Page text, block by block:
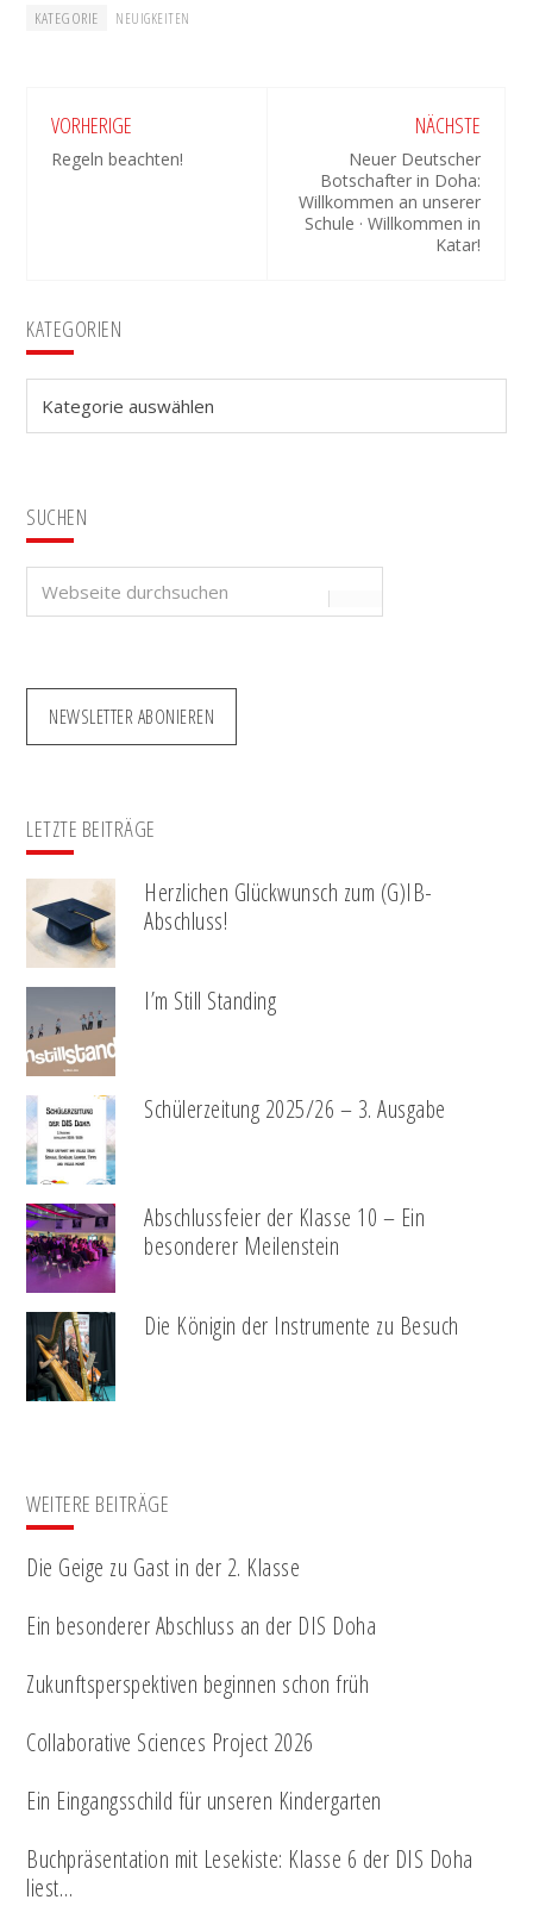
KATEGORIE NEUIGKEITEN
VORHERIGE
Regeln beachten!
NÄCHSTE
Neuer Deutscher
Botschafter in Doha:
Willkommen an unserer
Schule · Willkommen in
Katar!
Seitenspalte
KATEGORIEN
SUCHEN
Webseite
durchsuchen
NEWSLETTER ABONIEREN
LETZTE BEITRÄGE
Herzlichen Glückwunsch zum (G)IB-
Abschluss!
I’m Still Standing
Schülerzeitung 2025/26 – 3. Ausgabe
Abschlussfeier der Klasse 10 – Ein
besonderer Meilenstein
Die Königin der Instrumente zu Besuch
WEITERE BEITRÄGE
Die Geige zu Gast in der 2. Klasse
Ein besonderer Abschluss an der DIS Doha
Zukunftsperspektiven beginnen schon früh
Collaborative Sciences Project 2026
Ein Eingangsschild für unseren Kindergarten
Buchpräsentation mit Lesekiste: Klasse 6 der DIS Doha
liest…